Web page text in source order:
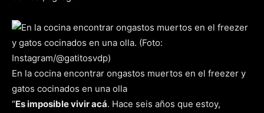
En la cocina encontrar ongastos muertos en el freezer y
gatos cocinados en una olla
“Es imposible vivir acá. Hace seis años que estoy,